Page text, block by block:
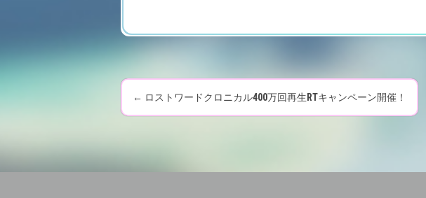
P
o
← ロストワードクロニカル400万回再生RTキャンペーン開催！